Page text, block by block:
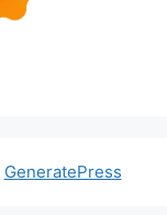
GeneratePress